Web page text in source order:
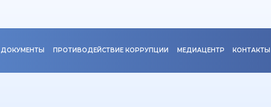
ДОКУМЕНТЫ ПРОТИВОДЕЙСТВИЕ КОРРУПЦИИ МЕДИАЦЕНТР КОНТАКТЫ